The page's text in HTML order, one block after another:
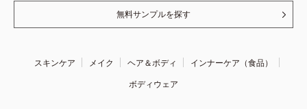
無料サンプルを探す
スキンケア メイク ヘア＆ボディ
インナーケア（食品）
ボディウェア